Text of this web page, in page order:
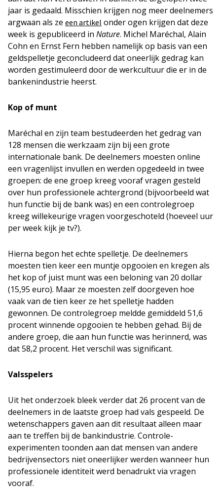
jaar is gedaald. Misschien krijgen nog meer deelnemers
argwaan als ze een artikel onder ogen krijgen dat deze
week is gepubliceerd in Nature. Michel Maréchal, Alain
Cohn en Ernst Fern hebben namelijk op basis van een
geldspelletje geconcludeerd dat oneerlijk gedrag kan
worden gestimuleerd door de werkcultuur die er in de
bankenindustrie heerst.
Kop of munt
Maréchal en zijn team bestudeerden het gedrag van
128 mensen die werkzaam zijn bij een grote
internationale bank. De deelnemers moesten online
een vragenlijst invullen en werden opgedeeld in twee
groepen: de ene groep kreeg vooraf vragen gesteld
over hun professionele achtergrond (bijvoorbeeld wat
hun functie bij de bank was) en een controlegroep
kreeg willekeurige vragen voorgeschoteld (hoeveel uur
per week kijk je tv?).
Hierna begon het echte spelletje. De deelnemers
moesten tien keer een muntje opgooien en kregen als
het kop of juist munt was een beloning van 20 dollar
(15,95 euro). Maar ze moesten zelf doorgeven hoe
vaak van de tien keer ze het spelletje hadden
gewonnen. De controlegroep meldde gemiddeld 51,6
procent winnende opgooien te hebben gehad. Bij de
andere groep, die aan hun functie was herinnerd, was
dat 58,2 procent. Het verschil was significant.
Valsspelers
Uit het onderzoek bleek verder dat 26 procent van de
deelnemers in de laatste groep had vals gespeeld. De
wetenschappers gaven aan dit resultaat alleen maar
aan te treffen bij de bankindustrie. Controle-
experimenten toonden aan dat mensen van andere
bedrijvensectors niet oneerlijker werden wanneer hun
professionele identiteit werd benadrukt via vragen
vooraf.